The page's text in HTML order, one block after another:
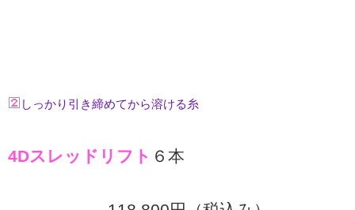
しっかり引き締めてから溶ける糸
4Dスレッドリフト ６本